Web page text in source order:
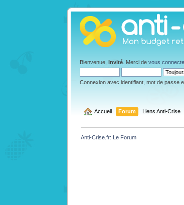
Bienvenue,Invité . Merci devous
Connexion avec identifiant, mot de passe
Accueil Forum Liens Anti-Crise
Anti-Crise.fr: Le Forum